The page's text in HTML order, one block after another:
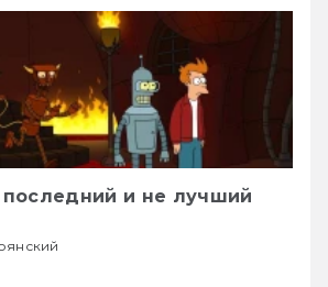
последний и не лучший